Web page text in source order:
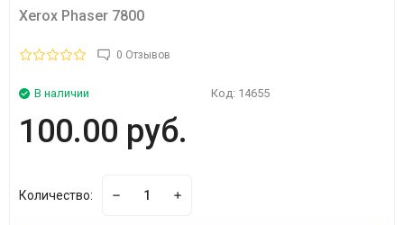
Xerox Phaser 7800
0 Отзывов
В наличии Код: 14655
100.00 руб.
Количество: